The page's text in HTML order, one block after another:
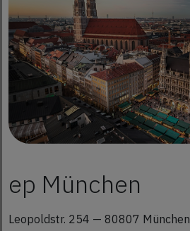
ep München
Leopoldstr. 254 — 80807 München